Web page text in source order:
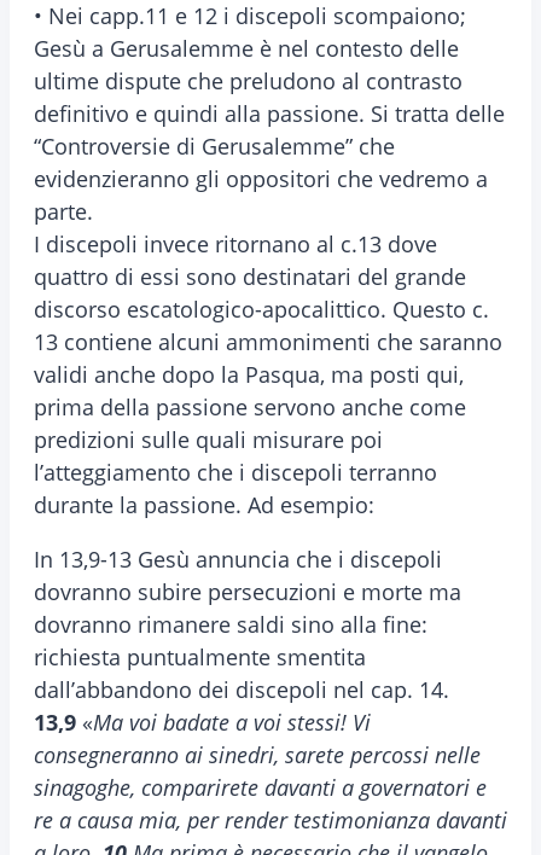
• Nei capp.11 e 12 i discepoli scompaiono;
Gesù a Gerusalemme è nel contesto delle
ultime dispute che preludono al contrasto
definitivo e quindi alla passione. Si tratta delle
“Controversie di Gerusalemme” che
evidenzieranno gli oppositori che vedremo a
parte.
I discepoli invece ritornano al c.13 dove
quattro di essi sono destinatari del grande
discorso escatologico-apocalittico. Questo c.
13 contiene alcuni ammonimenti che saranno
validi anche dopo la Pasqua, ma posti qui,
prima della passione servono anche come
predizioni sulle quali misurare poi
l’atteggiamento che i discepoli terranno
durante la passione. Ad esempio:
In 13,9-13 Gesù annuncia che i discepoli
dovranno subire persecuzioni e morte ma
dovranno rimanere saldi sino alla fine:
richiesta puntualmente smentita
dall’abbandono dei discepoli nel cap. 14.
13,9 «Ma voi badate a voi stessi! Vi
consegneranno ai sinedri, sarete percossi nelle
sinagoghe, comparirete davanti a governatori e
re a causa mia, per render testimonianza davanti